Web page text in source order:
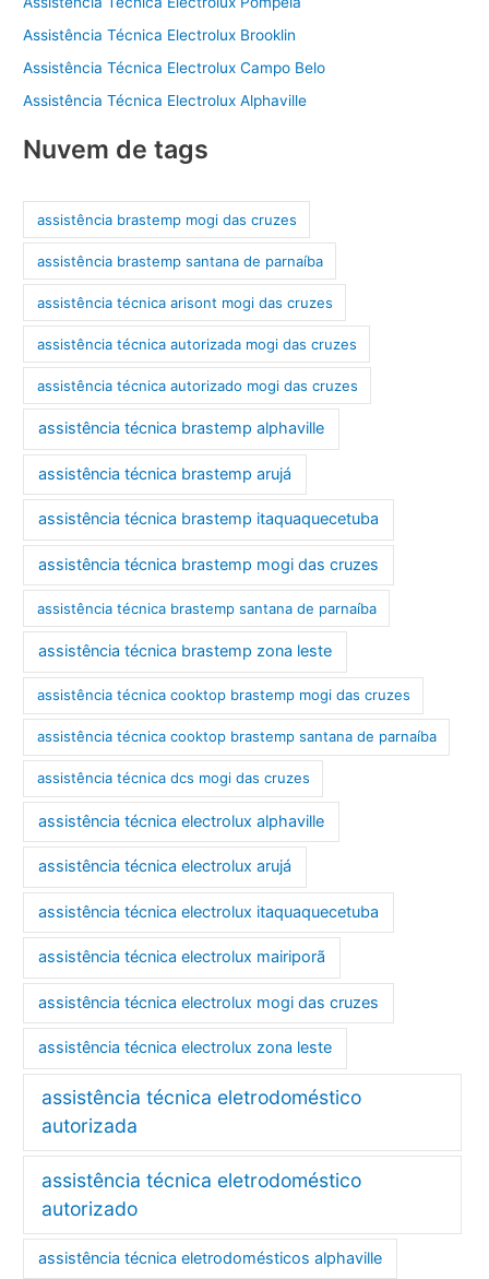
Assistência Técnica Electrolux Brooklin
Assistência Técnica Electrolux Campo Belo
Assistência Técnica Electrolux Alphaville
Nuvem de tags
assistência brastemp mogi das cruzes
assistência brastemp santana de parnaíba
assistência técnica arisont mogi das cruzes
assistência técnica autorizada mogi das cruzes
assistência técnica autorizado mogi das cruzes
assistência técnica brastemp alphaville
assistência técnica brastemp arujá
assistência técnica brastemp itaquaquecetuba
assistência técnica brastemp mogi das cruzes
assistência técnica brastemp santana de parnaíba
assistência técnica brastemp zona leste
assistência técnica cooktop brastemp mogi das cruzes
assistência técnica cooktop brastemp santana de parnaíba
assistência técnica dcs mogi das cruzes
assistência técnica electrolux alphaville
assistência técnica electrolux arujá
assistência técnica electrolux itaquaquecetuba
assistência técnica electrolux mairiporã
assistência técnica electrolux mogi das cruzes
assistência técnica electrolux zona leste
assistência técnica eletrodoméstico
autorizada
assistência técnica eletrodoméstico
autorizado
assistência técnica eletrodomésticos alphaville